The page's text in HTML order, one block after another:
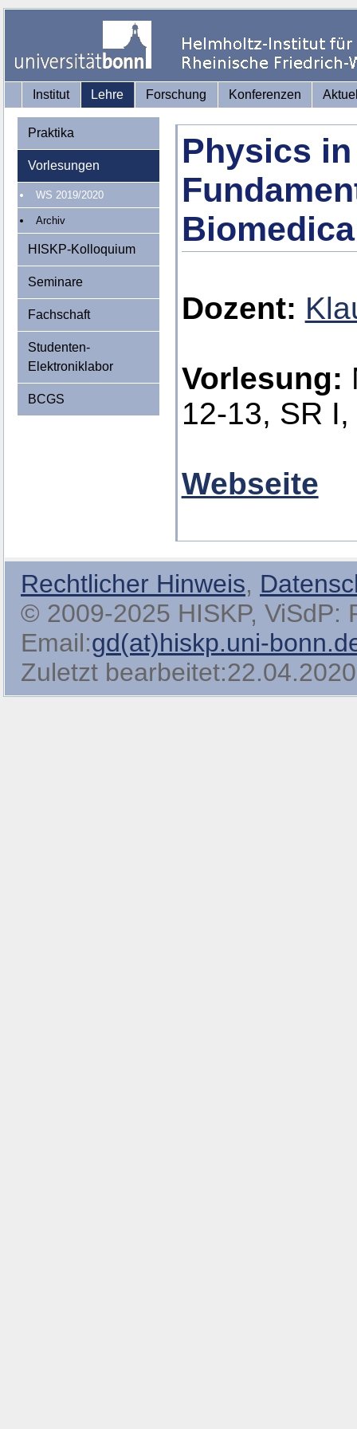
Institut Lehre Forschung Konferenzen
Praktika
Vorlesungen
WS 2019/2020
Archiv
HISKP-Kolloquium
Seminare
Fachschaft
Studenten-
Elektroniklabor
BCGS
Physics
Dozent:
Vorlesung:
12-13, SR
Webseite
Rechtlicher Hinweis,
© 2009-2025 HISKP, ViSdP:
Email:gd(at)hiskp.uni-
Zuletzt